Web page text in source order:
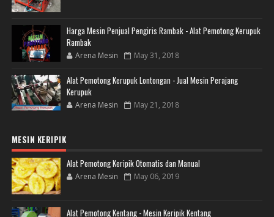
Harga Mesin Penjual Pengiris Rambak - Alat Pemotong Kerupuk
Rambak
Arena Mesin May 31, 2018
Alat Pemotong Kerupuk Lontongan - Jual Mesin Perajang
Kerupuk
Arena Mesin May 21, 2018
MESIN KERIPIK
Alat Pemotong Keripik Otomatis dan Manual
Arena Mesin May 06, 2019
Alat Pemotong Kentang - Mesin Keripik Kentang